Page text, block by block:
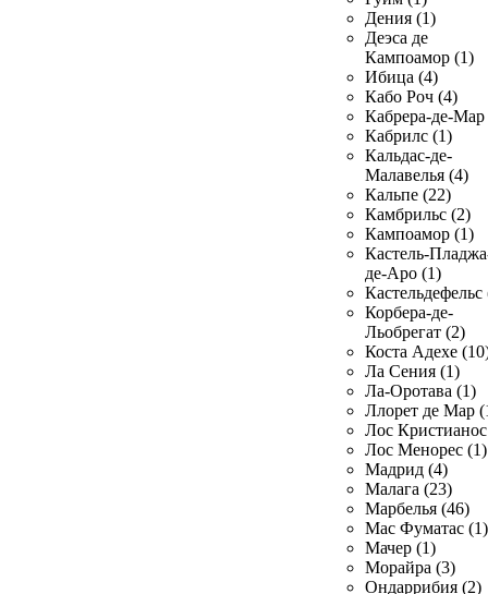
Дения (1)
Деэса де
Кампоамор (1)
Ибица (4)
Кабо Роч (4)
Кабрера-де-Мар
Кабрилс (1)
Кальдас-де-
Малавелья (4)
Кальпе (22)
Камбрильс (2)
Кампоамор (1)
Кастель-
де-Аро (1)
Кастельдефельс
Корбера-де-
Льобрегат (2)
Коста Адехе
Ла Сения (1)
Ла-Оротава (1)
Ллорет де Мар
Лос
Лос Менорес (1)
Мадрид (4)
Малага (23)
Марбелья (46)
Мас Фуматас (1)
Мачер (1)
Морайра (3)
Ондаррибия (2)